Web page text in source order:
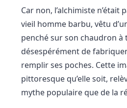
Car non, l’alchimiste n’était
vieil homme barbu, vêtu
penché sur son chaudron à
désespérément de
remplir ses poches. Cette
pittoresque qu’elle soit,
mythe populaire que de la